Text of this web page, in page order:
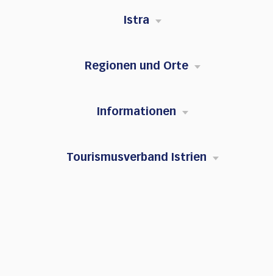
Istra
Regionen und Orte
Informationen
Tourismusverband Istrien